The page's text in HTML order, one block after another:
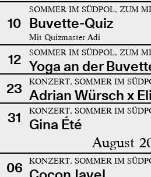
10
SOMMER IM SÜDPOL, ZUM
Buvette-Quiz
Mit Quizmaster Adi
12 SOMMER IM SÜDPOL, ZUM
Yoga an der
23
KONZERT, SOMMER IM
Adrian Würsch x
31
KONZERT, SOMMER IM
Gina Été
August
06 KONZERT, SOMMER IM